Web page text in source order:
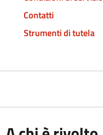
Contatti
Strumenti di tutela